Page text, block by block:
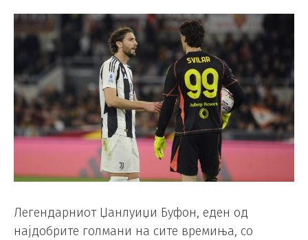
Легендарниот Џанлуиџи Буфон, еден од
најдобрите голмани на сите времиња, со